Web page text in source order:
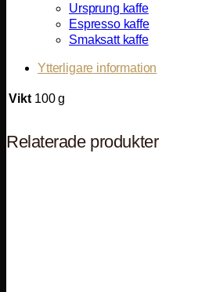
Ursprung kaffe
Espresso kaffe
Smaksatt kaffe
Ytterligare information
Vikt 100 g
Relaterade produkter